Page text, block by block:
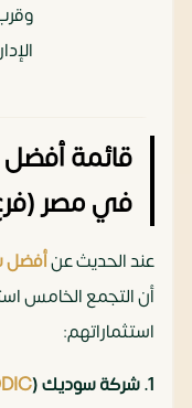
قائمة أفضل
في مصر
عند الحديث عنأفضل
أن التجمع الخامس
استثماراتهم:
1. شركة سوديك (